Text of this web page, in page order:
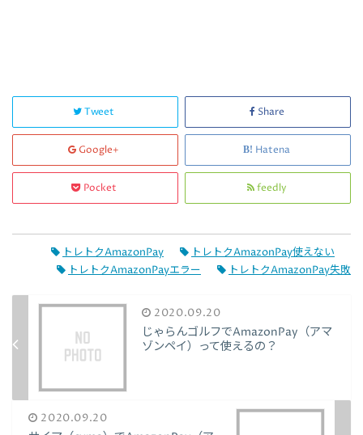
Tweet Share
Google+ Hatena
Pocket feedly
トレトクAmazonPay
トレトクAmazonPay使えない
トレトクAmazonPayエラー
トレトクAmazonPay失敗
2020.09.20
じゃらんゴルフでAmazonPay（アマ
ゾンペイ）って使えるの？
2020.09.20